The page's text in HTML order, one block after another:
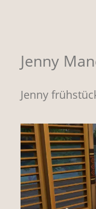
Jenny
Jenny